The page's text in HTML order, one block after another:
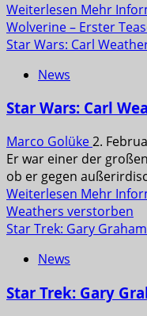
Weiterlesen Mehr
Wolverine – Erster
Star Wars: Carl
News
Star Wars: Carl
Marco Golüke2.
Er war einer der
ob er gegen
Weiterlesen Mehr
Weathers verstorben
Star Trek: Gary
News
Star Trek: Gary